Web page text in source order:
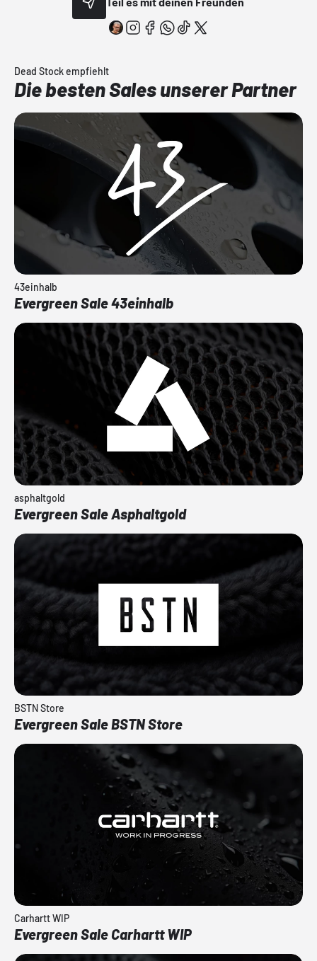
Dead Stock empfiehlt
Die besten Sales unserer Partner
43einhalb
Evergreen Sale 43einhalb
asphaltgold
Evergreen Sale Asphaltgold
BSTN Store
Evergreen Sale BSTN Store
Carhartt WIP
Evergreen Sale Carhartt WIP